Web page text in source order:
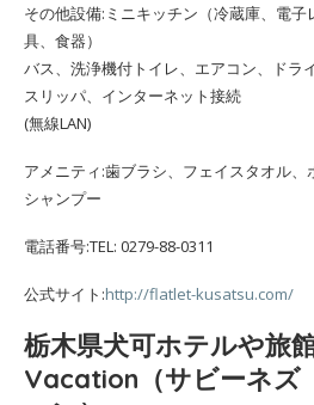
その他設備:ミニキッチン（冷蔵庫、電
具、食器）
バス、洗浄機付トイレ、エアコン、ドラ
スリッパ、インターネット接続
(無線LAN)
アメニティ:歯ブラシ、フェイスタオル
シャンプー
電話番号:TEL: 0279-88-0311
公式サイト:http://flatlet-kusatsu.com/
栃木県犬可ホテルや旅
Vacation（サビーネズ